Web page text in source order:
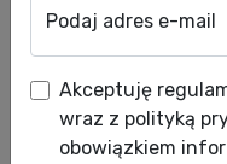
Wpływ
Podaj adres e-mail
Akceptuję
wraz z polityką
obowiązkiem